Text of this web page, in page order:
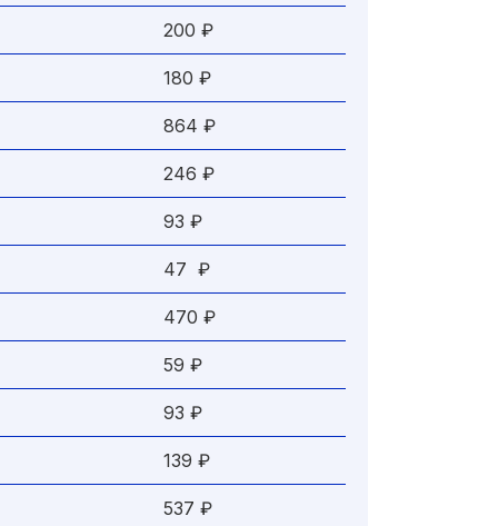
200 ₽
180 ₽
864 ₽
246 ₽
93 ₽
47 ₽
470 ₽
59 ₽
93 ₽
139 ₽
537 ₽